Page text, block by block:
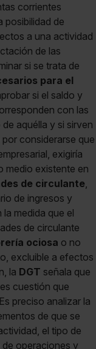
corrientes
posibilidad de
a una actividad
de las
si se trata de
para el
si el saldo y
con las
aquélla y si sirven
considerarse que
exigiría
medio existente en
de circulante,
de ingresos y
medida que el
de circulante
ociosa o no
excluible a efectos
la DGT señala que
cuestión que
preciso analizar la
de que se
el tipo de
operaciones y